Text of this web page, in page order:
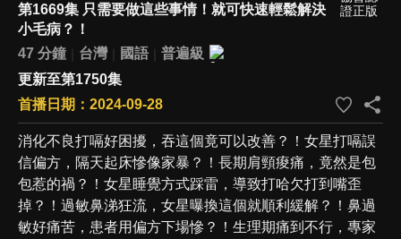
第1669集 只需要做這些事情！就可快速輕鬆解決
小毛病？！
47 分鐘
台灣 國語
普遍級
更新至第1750集
首播日期：2024-09-28
消化不良打嗝好困擾，吞這個竟可以改善？！女星打嗝誤
信偏方，隔天起床慘像家暴？！長期肩頸痠痛，竟然是包
包惹的禍？！女星睡覺方式踩雷，導致打哈欠打到嘴歪
掉？！過敏鼻涕狂流，女星曝換這個就順利緩解？！鼻過
敏好痛苦，患者用偏方下場慘？！生理期痛到不行，專家